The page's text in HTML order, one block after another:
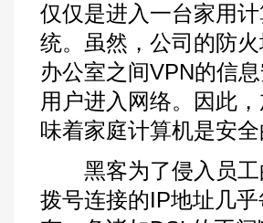
仅仅是进入一台家用
统。虽然，公司的防
办公室之间VPN的信
用户进入网络。因此
味着家庭计算机是安
黑客为了侵入员工
拨号连接的IP地址几